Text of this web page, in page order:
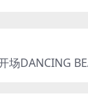
场DANCING